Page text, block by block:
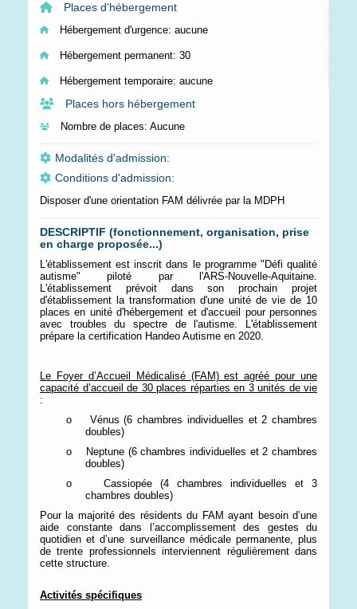
Places d'hébergement
Hébergement d'urgence: aucune
Hébergement permanent: 30
Hébergement temporaire: aucune
Places hors hébergement
Nombre de places: Aucune
Modalités d'admission:
Conditions d'admission:
Disposer d'une orientation FAM délivrée par la MDPH
DESCRIPTIF (fonctionnement, organisation, prise
en charge proposée...)
L'établissement est inscrit dans le programme "Défi qualité
autisme" piloté par l'ARS-Nouvelle-Aquitaine.
L'établissement prévoit dans son prochain projet
d'établissement la transformation d'une unité de vie de 10
places en unité d'hébergement et d'accueil pour personnes
avec troubles du spectre de l'autisme.
L'établissement
prépare la certification Handeo Autisme en 2020.
Le Foyer d’Accueil Médicalisé (FAM) est agréé pour une
capacité d’accueil de 30 places réparties en 3 unités de vie
:
o
Vénus (6 chambres individuelles et 2 chambres
doubles)
o
Neptune (6 chambres individuelles et 2 chambres
doubles)
o
Cassiopée (4 chambres individuelles et 3
chambres doubles)
Pour la majorité des résidents du FAM ayant besoin d’une
aide constante dans l’accomplissement des gestes du
quotidien et d’une surveillance médicale permanente, plus
de trente professionnels interviennent régulièrement dans
cette structure.
Activités spécifiques